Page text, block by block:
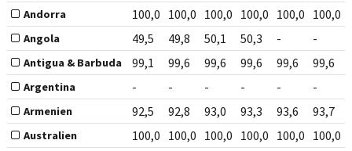
Andorra 100,0 100,0 100,0 100,0 100,0 100,0
Angola 49,5 49,8 50,1 50,3 - -
Antigua & Barbuda 99,1 99,6 99,6 99,6 99,6 99,6
Argentina - - - - - -
Armenien 92,5 92,8 93,0 93,3 93,6 93,7
Australien 100,0 100,0 100,0 100,0 100,0 100,0